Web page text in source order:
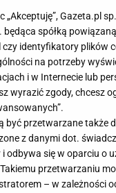
„Akceptuję”, Gazeta.pl
będąca spółką
czy identyfikatory
na potrzeby
i w Internecie lub
wyrazić zgody, chcesz
być przetwarzane
z danymi dot.
odbywa się w oparciu o
przetwarzaniu
– w zależności